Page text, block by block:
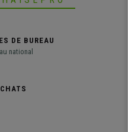
DE BUREAU
national